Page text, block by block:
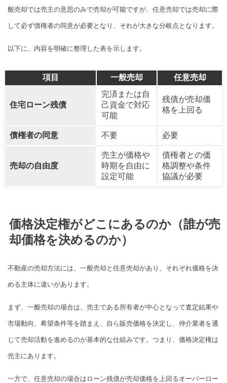
般売却では売主の意思のみで売却が可能ですが、任意売却では売却に際
して必ず債権者の同意が必要となり、それが大きな分岐点となります。
以下に、内容を明確に整理した表を示します。
項目 一般売却 任意売却
住宅ローン残債
完済または自
己資金で対応
可能
残債が売却価
格を上回る
債権者の同意 不要 必要
売却の自由度
売主が価格や
時期を自由に
設定可能
債権者との価
格調整や条件
協議が必要
価格決定権がどこにあるのか（誰が売
却価格を決めるのか）
不動産の売却方法には、一般売却と任意売却があり、それぞれ価格を決
める主体に違いがあります。
まず、一般売却の場合は、売主である所有者が中心となって査定結果や
市場動向、希望条件等を踏まえ、自ら販売価格を決定し、仲介業者を通
じて売却活動を進めるのが基本的な仕組みです。つまり、価格決定権は
売主にあります。
一方で、任意売却の場合はローン残債が売却価格を上回るオーバーロー